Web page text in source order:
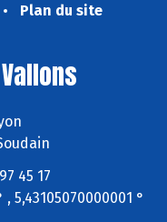
Plan du site
45 17
, 5,43105070000001 °